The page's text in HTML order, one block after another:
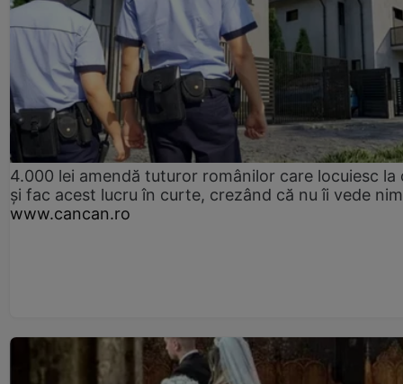
4.000 lei amendă tuturor românilor care locuiesc la
și fac acest lucru în curte, crezând că nu îi vede
www.cancan.ro